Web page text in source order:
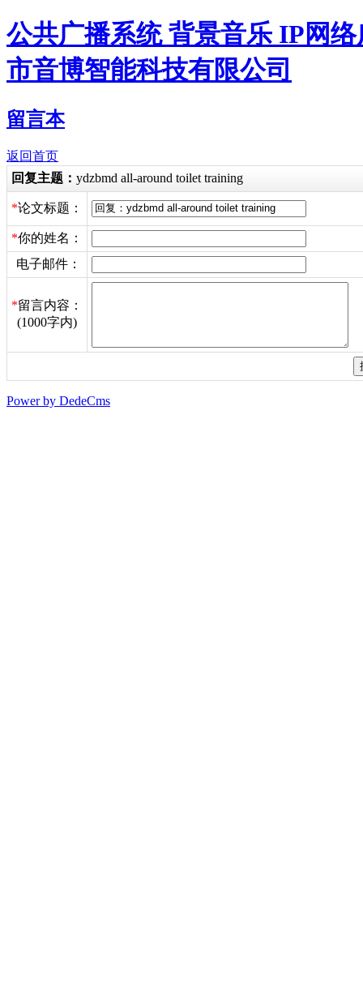
公共广播系统 背景音乐 IP网
市音博智能科技有限公司
留言本
返回首页
回复主题： ydzbmd all-around toilet training
*论文标题：
*你的姓名：
电子邮件：
*留言内容：
(1000字内)
Power by DedeCms